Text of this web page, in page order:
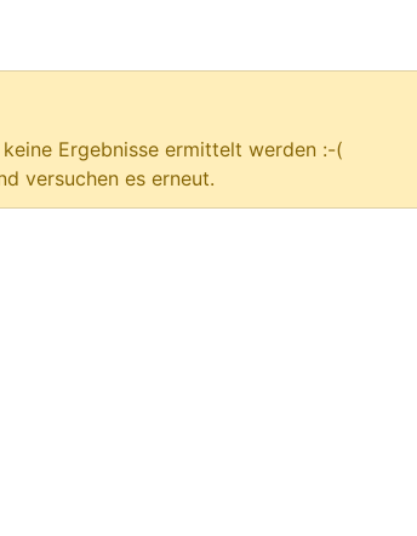
Ergebnisse ermittelt werden :-(
versuchen es erneut.